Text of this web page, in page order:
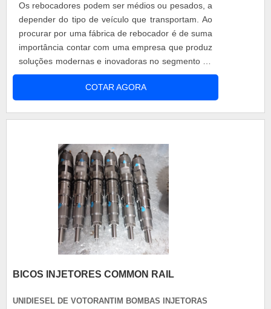
Os rebocadores podem ser médios ou pesados, a
depender do tipo de veículo que transportam. Ao
procurar por uma fábrica de rebocador é de suma
importância contar com uma empresa que produz
soluções modernas e inovadoras no segmento de
resgate e transporte de veículos. Contar com uma
fábrica rebocador que ofereça novas tecnologias
no desenvolvimento de uma equipe altamente
COTAR AGORA
BICOS INJETORES COMMON RAIL
UNIDIESEL DE VOTORANTIM BOMBAS INJETORAS